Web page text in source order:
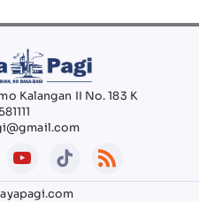
Kalangan II No. 183 K